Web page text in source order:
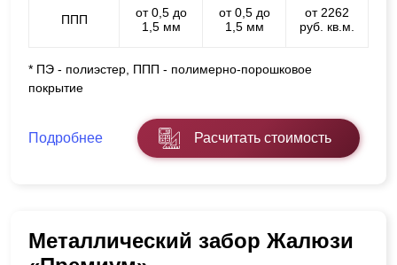
ППП
от 0,5 до
1,5 мм
от 0,5 до
1,5 мм
от 2262
руб. кв.м.
* ПЭ - полиэстер, ППП - полимерно-порошковое
покрытие
Подробнее Расчитать стоимость
Металлический забор Жалюзи